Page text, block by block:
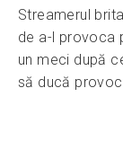
Streamerul
de a-l provoca
un meci după
să ducă